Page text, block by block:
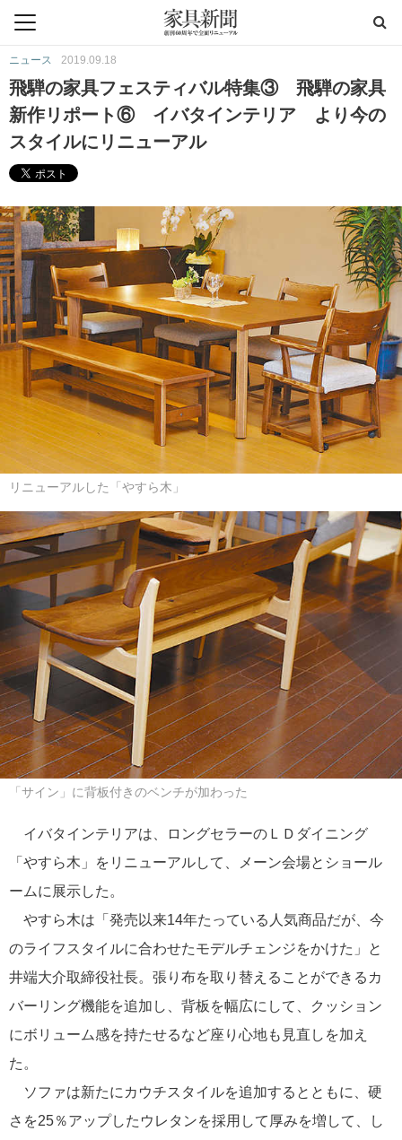
ニュース 2019.09.18
飛騨の家具フェスティバル特集③ 飛騨の家具
新作リポート⑥ イバタインテリア より今の
スタイルにリニューアル
リニューアルした「やすら木」
「サイン」に背板付きのベンチが加わった
イバタインテリアは、ロングセラーのＬＤダイニング
「やすら木」をリニューアルして、メーン会場とショール
ームに展示した。
やすら木は「発売以来14年たっている人気商品だが、今
のライフスタイルに合わせたモデルチェンジをかけた」と
井端大介取締役社長。張り布を取り替えることができるカ
バーリング機能を追加し、背板を幅広にして、クッション
にボリューム感を持たせるなど座り心地も見直しを加え
た。
ソファは新たにカウチスタイルを追加するとともに、硬
さを25％アップしたウレタンを採用して厚みを増して、し